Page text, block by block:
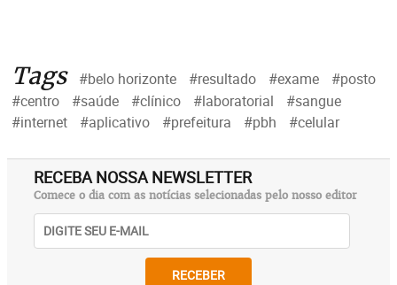
Tags #belo horizonte #resultado #exame
#posto
#centro
#saúde #clínico #laboratorial
#sangue
#internet
#aplicativo #prefeitura #pbh #celular
RECEBA NOSSA NEWSLETTER
Comece o dia com as notícias selecionadas pelo nosso editor
RECEBER